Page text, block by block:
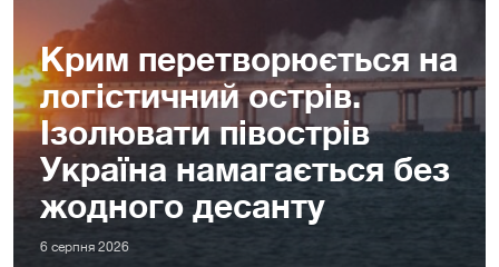
Крим перетворюється на
логістичний острів.
Ізолювати півострів
Україна намагається без
жодного десанту
6 серпня 2026